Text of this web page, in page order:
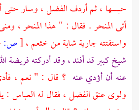
حبسها ، ثم أردفالفضل، وسار حتى
أتىالمنحر. فقال : " هذا المنحر ،
واستفتته جارية شابة منخثعم ،[ص:
شيخ كبير قد أفند ، وقد أدركته فريضة
عنه أن أؤدي عنه ؟ قال : " نعم ،
ولوى عنقالفضل، فقال لهالعباس :